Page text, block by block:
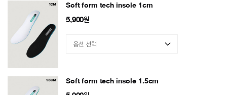
Soft form tech insole 1cm
5,900원
Soft form tech insole 1.5cm